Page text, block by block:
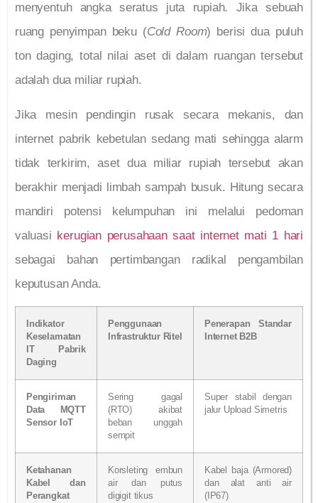
menyentuh angka seratus juta rupiah. Jika sebuah
ruang penyimpan beku (Cold Room) berisi dua puluh
ton daging, total nilai aset di dalam ruangan tersebut
adalah dua miliar rupiah.
Jika mesin pendingin rusak secara mekanis, dan
internet pabrik kebetulan sedang mati sehingga alarm
tidak terkirim, aset dua miliar rupiah tersebut akan
berakhir menjadi limbah sampah busuk. Hitung secara
mandiri potensi kelumpuhan ini melalui pedoman
valuasi kerugian perusahaan saat internet mati 1 hari
sebagai bahan pertimbangan radikal pengambilan
keputusan Anda.
Indikator
Keselamatan
IT Pabrik
Daging
Penggunaan
Infrastruktur Ritel
Penerapan Standar
Internet B2B
Pengiriman
Data MQTT
Sensor IoT
Sering gagal
(RTO) akibat
beban unggah
sempit
Super stabil dengan
jalur Upload Simetris
Ketahanan
Kabel dan
Perangkat
Korsleting embun
air dan putus
digigit tikus
Kabel baja (Armored)
dan alat anti air
(IP67)